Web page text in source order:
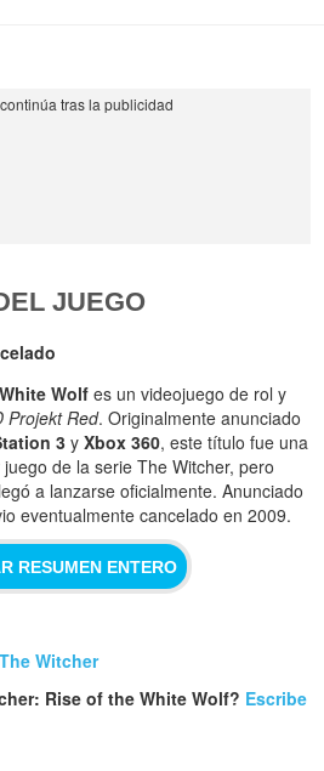
JUEGO
Wolf es un videojuego de rol y
Projekt Red. Originalmente anunciado
3yXbox 360, este título fue una
de la serie The Witcher, pero
a lanzarse oficialmente. Anunciado
eventualmente cancelado en 2009.
RESUMEN ENTERO
Witcher
Rise of the White Wolf? Escribe